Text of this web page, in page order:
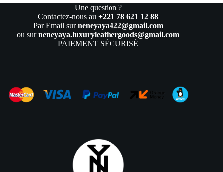
Une question ?
Contactez-nous au+221 78 621 12 88
Par Email surneneyaya422@gmail.com
ou surneneyaya.luxuryleathergoods@gmail.com
PAIEMENT SÉCURISÉ